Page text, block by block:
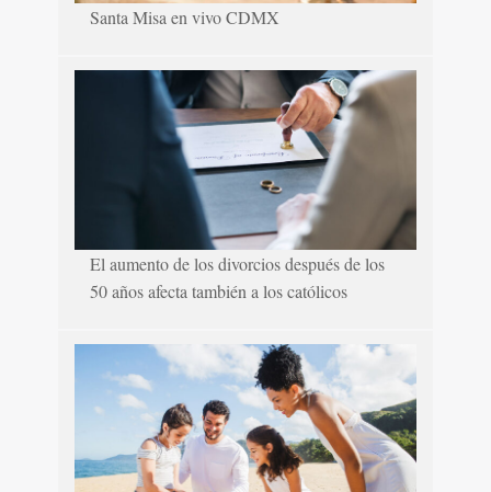
Santa Misa en vivo CDMX
El aumento de los divorcios después de los
50 años afecta también a los católicos